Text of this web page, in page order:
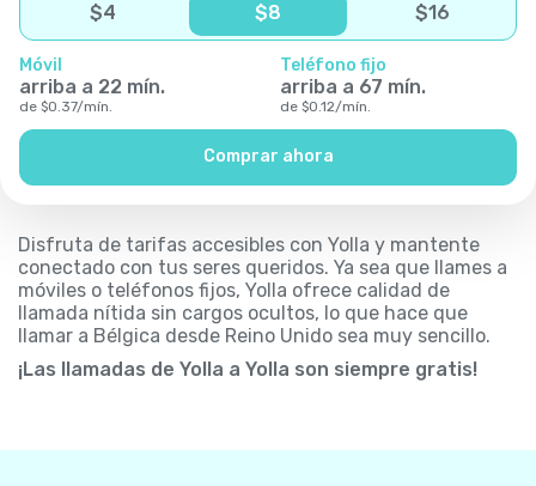
$4 $8 $16
Móvil
arriba a 22 mín.
de $0.37/mín.
Teléfono fijo
arriba a 67 mín.
de $0.12/mín.
Comprar ahora
Disfruta de tarifas accesibles con Yolla y mantente
conectado con tus seres queridos. Ya sea que llames a
móviles o teléfonos fijos, Yolla ofrece calidad de
llamada nítida sin cargos ocultos, lo que hace que
llamar a Bélgica desde Reino Unido sea muy sencillo.
¡Las llamadas de Yolla a Yolla son siempre gratis!